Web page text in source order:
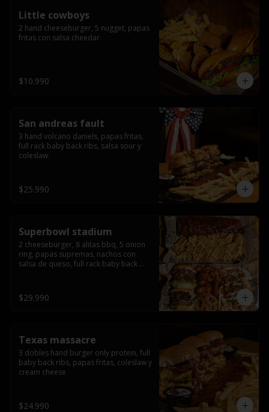
Little cowboys
2 hand cheeseburger, 5 nugget, papas
fritas con salsa cheedar
$10.990
San andreas fault
3 hand volcano daniels, papas fritas,
full rack baby back ribs, salsa sour y
coleslaw.
$25.990
Superbowl stadium
2 cheeseburger, 8 alitas bbq, 5 onion
ring, papas supremas, nachos con
salsa de queso, full rack baby back
$29.990
Texas massacre
3 dobles hand burger only protein, full
baby back ribs, papas fritas, coleslaw y
cream cheese
$24.990